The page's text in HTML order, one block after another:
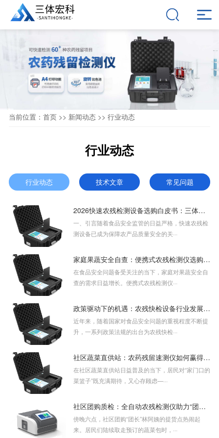
当前位置： 首页>> 新闻动态>> 行业动态
行业动态
行业动态 技术文章 常见问题
2026快速农残检测设备选购白皮书：三体宏科/善达仪器等品牌实测对比
一、引言随着食品安全监管的日益严格，快速农残检
测设备已成为保障农产品质量安全的关···
家庭果蔬安全自查：便携式农残检测仪选购与使用指南
在食品安全问题备受关注的当下，家庭对果蔬安全自
查的需求日益增长。便携式农残检测仪···
政策驱动下的机遇：农残快检设备行业发展趋势分析
近年来，随着国家对食品安全问题的重视程度不断提
升，一系列政策法规的出台为农残快检···
社区蔬菜直供站：农药残留速测仪如何赢得居民信任？
在社区蔬菜直供站日益普及的当下，居民对“家门口的
菜篮子”既充满期待，又心存顾虑—···
社区团购质检：全自动农残检测仪助力“团长”把控“*后一公里”安全
傍晚六点，社区团购“团长”林阿姨的提货点热闹起
来。居民们陆续取走预订的蔬菜包时，···